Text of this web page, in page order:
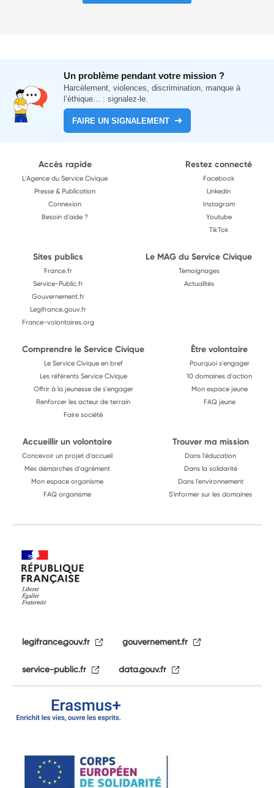
Un problème pendant votre mission ?
Harcèlement, violences, discrimination, manque à
l’éthique... : signalez-le.
FAIRE UN SIGNALEMENT
Accès rapide
L'Agence du Service Civique
Presse & Publication
Connexion
Besoin d'aide ?
Restez connecté
Facebook
Linkedin
Instagram
Youtube
TikTok
Sites publics
France.fr
Service-Public.fr
Gouvernement.fr
Legifrance.gouv.fr
France-volontaires.org
Le MAG du Service Civique
Témoignages
Actualités
Comprendre le Service Civique
Le Service Civique en bref
Les référents Service Civique
Offrir à la jeunesse de s'engager
Renforcer les acteur de terrain
Faire société
Être volontaire
Pourquoi s'engager
10 domaines d'action
Mon espace jeune
FAQ jeune
Accueillir un volontaire
Concevoir un projet d'accueil
Mes démarches d'agrément
Mon espace organisme
FAQ organisme
Trouver ma mission
Dans l'éducation
Dans la solidarité
Dans l'environnement
S'informer sur les domaines
legifrance.gouv.fr gouvernement.fr
service-public.fr data.gouv.fr